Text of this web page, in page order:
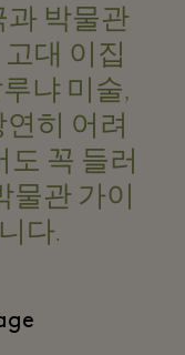
박물관
대 이집
냐 미술,
히 어려
꼭 들러
물관 가이
다.